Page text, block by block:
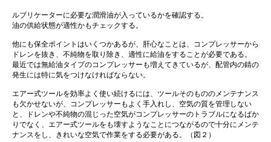
ルブリケーターに必要な潤滑油が入っているかを確認する。
油の供給状態が適性かもチェックする。
他にも保全ポイントはいくつかあるが、肝心なことは、コンプレッサーから
ドレンを抜き、不純物を取り除き、適性に給油をすることが必要である。
最近では無給油タイプのコンプレッサーも増えてきているが、配管内の錆の
発生には特に気をつけなければならない。
エアー式ツールを効率よく使い続けるには、ツールそのもののメンテナンス
も欠かせないが、コンプレッサーもよく手入れし、空気の質を管理しない
と、ドレンや不純物の混じった空気がコンプレッサーのトラブルになるばか
りでなく、エアー式ツールをも壊すようなことにつながるので十分にメンテ
ナンスをし、きれいな空気で作業をする必要がある。（図２）